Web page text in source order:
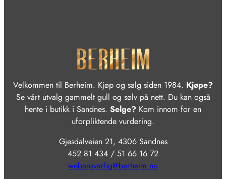
Velkommen til Berheim. Kjøp og salg siden 1984. Kjøpe?
Se vårt utvalg gammelt gull og sølv på nett. Du kan også
hente i butikk i Sandnes. Selge? Kom innom for en
uforpliktende vurdering.
Gjesdalveien 21, 4306 Sandnes
452 81 434 / 51 66 16 72
webansvarlig@berheim.no